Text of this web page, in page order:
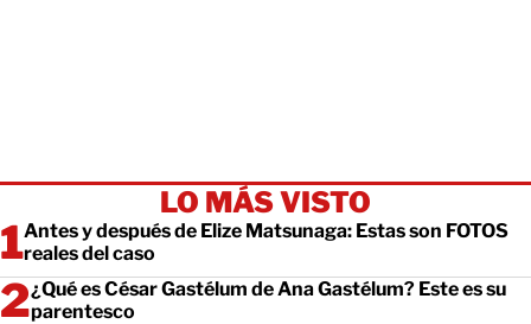
LO MÁS VISTO
Antes y después de Elize Matsunaga: Estas son FOTOS
reales del caso
¿Qué es César Gastélum de Ana Gastélum? Este es su
parentesco